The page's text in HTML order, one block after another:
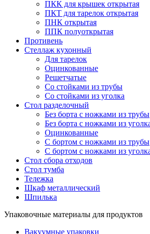
ПКК для крышек открытая
ПКТ для тарелок открытая
ПНК открытая
ППК полуоткрытая
Противень
Стеллаж кухонный
Для тарелок
Оцинкованные
Решетчатые
Со стойками из трубы
Со стойками из уголка
Стол разделочный
Без борта с ножками из трубы
Без борта с ножками из
Оцинкованные
С бортом с ножками из трубы
С бортом с ножками из
Стол сбора отходов
Стол тумба
Тележка
Шкаф металлический
Шпилька
Упаковочные материалы для продуктов
Вакуумные упаковки